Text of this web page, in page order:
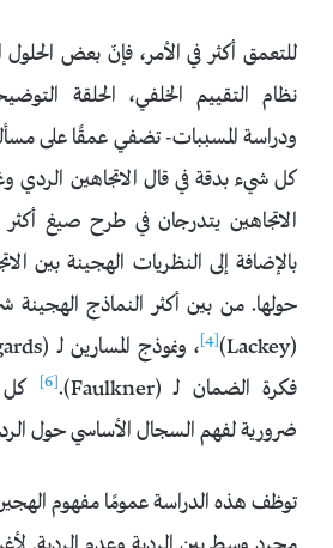
للتعمق أكثر في الأمر، فإنّ بعض
نظام التقييم الخلفي، الحلقة
ودراسة المسببات- تضفي عمقًا على
كل شيء بدقة في قال الاتجاهين الردي
الاتجاهين يتدرجان في طرح صيغ
بالإضافة إلى النظريات الهجينة بين
حولها. من بين أكثر النماذج الهجينة
(Lackey)
[4] ، ونموذج المسارين لـ (Thagards)،
فكرة الضمان لـ (Faulkner).
[6]
كل
ضرورية لفهم السجال الأساسي حول الرد
توظف هذه الدراسة عمومًا مفهوم